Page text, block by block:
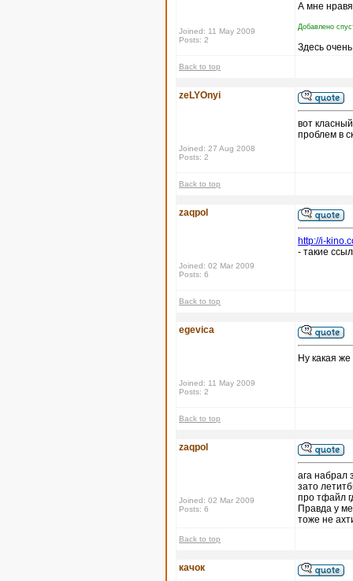
Joined: 11 May 2009
Posts: 2
А мне
Добавлено
Здесь
Back to top
zeLYOnyi
Joined: 27 Aug 2008
Posts: 2
вот
проблем в
Back to top
zaqpol
Joined: 02 Mar 2009
Posts: 6
http://i-
- такие
Back to top
egevica
Joined: 11 May 2009
Posts: 2
Ну какая
Back to top
zaqpol
Joined: 02 Mar 2009
Posts: 6
ага набрал
зато
про тфайл
Правда у
тоже не
Back to top
качок